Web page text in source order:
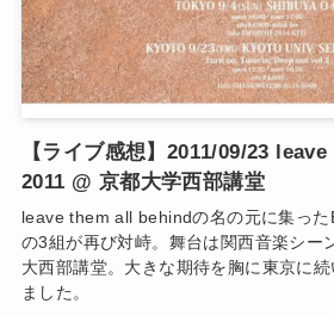
【ライブ感想】2011/09/23
2011 @ 京都大学西部講堂
leave them all behindの名の元に集っ
の3組が再び対峙。舞台は関西音楽シー
大西部講堂。大きな期待を胸に東京に
ました。